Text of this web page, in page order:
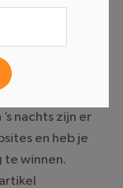
eens
beetje geluk
nachts zijn er
en heb je
te winnen.